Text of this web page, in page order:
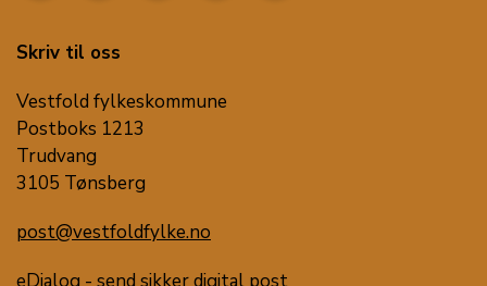
Skriv til oss
Vestfold fylkeskommune
Postboks 1213
Trudvang
3105 Tønsberg
post@vestfoldfylke.no